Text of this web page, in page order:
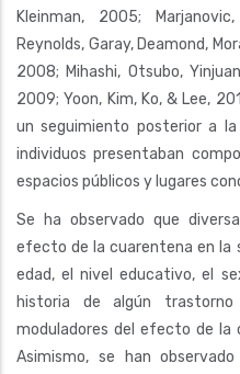
Kleinman, 2005;
Reynolds, Garay, Deamond,
2008; Mihashi, Otsubo,
2009; Yoon, Kim, Ko, & Lee,
un seguimiento posterior a
individuos presentaban
espacios públicos y lugares
Se ha observado que
efecto de la cuarentena en la
edad, el nivel educativo, el
historia de algún
moduladores del efecto de la
Asimismo, se han